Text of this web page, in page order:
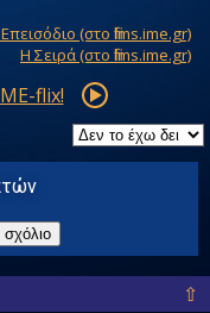
(στο films.ime.gr)
Η Σειρά (στο films.ime.gr)
flix!
σχόλιο
⇧